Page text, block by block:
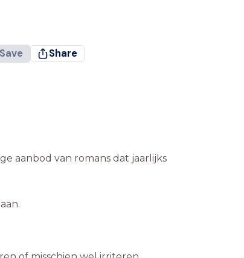
Save Share
aanbod van romans dat jaarlijks